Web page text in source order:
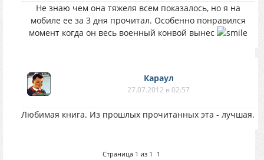
Не знаю чем она тяжеля всем показалось, но я на
мобиле ее за 3 дня прочитал. Особенно понравился
момент когда он весь военный конвой вынес
Караул
27.07.2012 в 02:57
Любимая книга. Из прошлых прочитанных эта - лучшая.
Страница 1 из 1 1